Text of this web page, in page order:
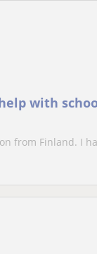
with
from Finland. I